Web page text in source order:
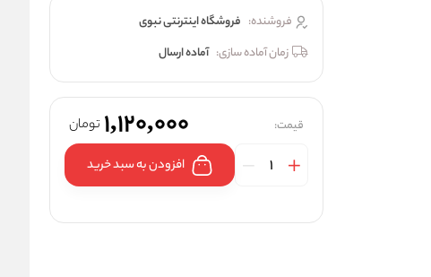
فروشنده: فروشگاه اینترنتی نبوی
زمان آماده سازی: آماده ارسال
قیمت: 1,120,000 تومان
افزودن به سبد خرید